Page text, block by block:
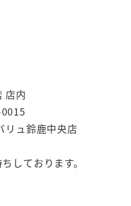
店内
リュ鈴鹿中央店
しております。